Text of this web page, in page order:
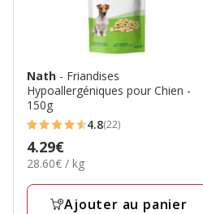
Nath - Friandises
Hypoallergéniques pour Chien -
150g
4.8
étoiles
avec
22
4.8(22)
Prix
4.29€
4.29€
28.60€
Kg
28.60€ / kg
Ajouter au panier